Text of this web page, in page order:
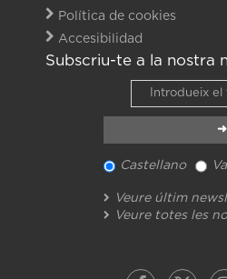
Política de cookies
Accesibilidad
Subscriu-te a la nostra
Castellano
Veure últim
Veure totes les